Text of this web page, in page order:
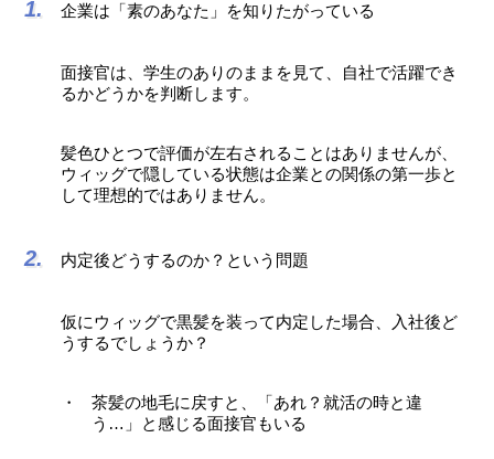
企業は「素のあなた」を知りたがっている
面接官は、学生のありのままを見て、自社で活躍でき
るかどうかを判断します。
髪色ひとつで評価が左右されることはありませんが、
ウィッグで隠している状態は企業との関係の第一歩と
して理想的ではありません。
内定後どうするのか？という問題
仮にウィッグで黒髪を装って内定した場合、入社後ど
うするでしょうか？
茶髪の地毛に戻すと、「あれ？就活の時と違
う…」と感じる面接官もいる